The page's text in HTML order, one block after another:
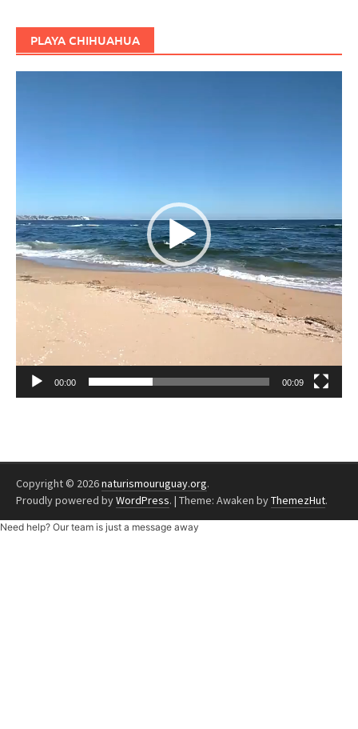
PLAYA CHIHUAHUA
00:00 00:09
Copyright © 2026naturismouruguay.org.
Proudly powered byWordPress. | Theme: Awaken byThemezHut.
Need help? Our team is just a message away